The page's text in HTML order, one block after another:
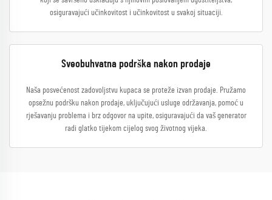
osiguravajući učinkovitost i učinkovitost u svakoj situaciji.
Sveobuhvatna podrška nakon prodaje
Naša posvećenost zadovoljstvu kupaca se proteže izvan prodaje. Pružamo
opsežnu podršku nakon prodaje, uključujući usluge održavanja, pomoć u
rješavanju problema i brz odgovor na upite, osiguravajući da vaš generator
radi glatko tijekom cijelog svog životnog vijeka.